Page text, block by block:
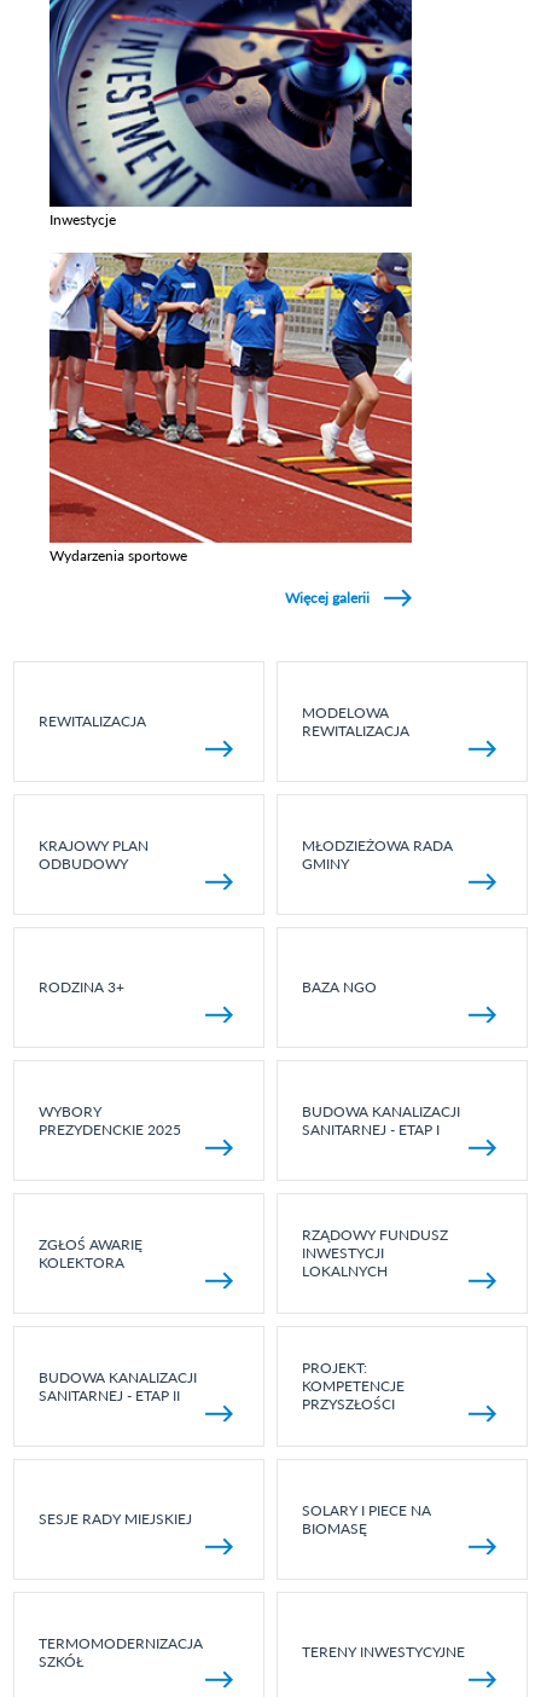
Inwestycje
Wydarzenia sportowe
Więcej galerii
REWITALIZACJA
MODELOWA
REWITALIZACJA
KRAJOWY PLAN
ODBUDOWY
MŁODZIEŻOWA RADA
GMINY
RODZINA 3+ BAZA NGO
WYBORY
PREZYDENCKIE 2025
BUDOWA KANALIZACJI
SANITARNEJ - ETAP I
ZGŁOŚ AWARIĘ
KOLEKTORA
RZĄDOWY FUNDUSZ
INWESTYCJI
LOKALNYCH
BUDOWA KANALIZACJI
SANITARNEJ - ETAP II
PROJEKT:
KOMPETENCJE
PRZYSZŁOŚCI
SESJE RADY MIEJSKIEJ
SOLARY I PIECE NA
BIOMASĘ
TERMOMODERNIZACJA
SZKÓŁ
TERENY INWESTYCYJNE